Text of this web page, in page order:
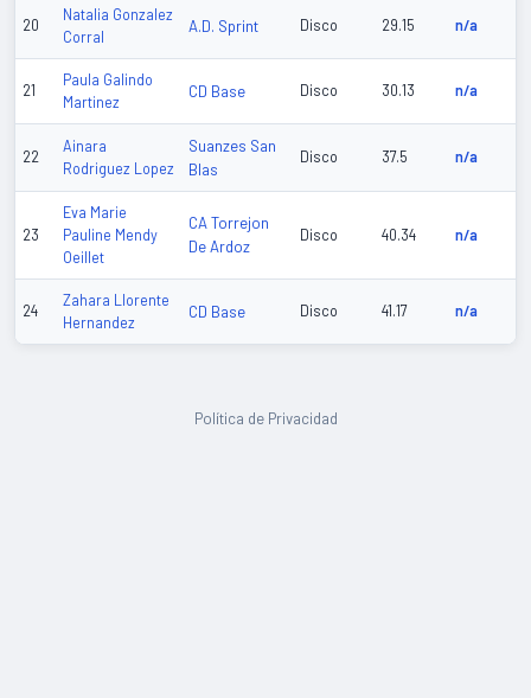
20
Natalia Gonzalez
Corral
A.D. Sprint Disco 29.15 n/a
21
Paula Galindo
Martinez
CD Base Disco 30.13 n/a
22
Ainara
Rodriguez Lopez
Suanzes San
Blas
Disco 37.5 n/a
23
Eva Marie
Pauline Mendy
Oeillet
CA Torrejon
De Ardoz
Disco 40.34 n/a
24
Zahara Llorente
Hernandez
CD Base Disco 41.17 n/a
Política de Privacidad